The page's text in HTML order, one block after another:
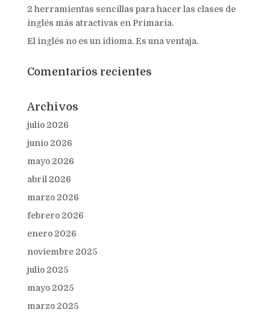
2 herramientas sencillas para hacer las clases de
inglés más atractivas en Primaria.
El inglés no es un idioma. Es una ventaja.
Comentarios recientes
Archivos
julio 2026
junio 2026
mayo 2026
abril 2026
marzo 2026
febrero 2026
enero 2026
noviembre 2025
julio 2025
mayo 2025
marzo 2025